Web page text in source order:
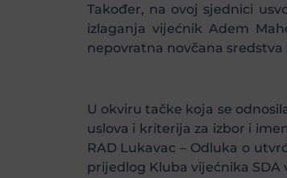
Također, na ovoj sjednici
izlaganja vijećnik Adem
nepovratna novčana
U okviru tačke koja se
uslova i kriterija za izbor i
RAD Lukavac – Odluka o
prijedlog Kluba vijećnika SDA